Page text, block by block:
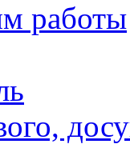
работы